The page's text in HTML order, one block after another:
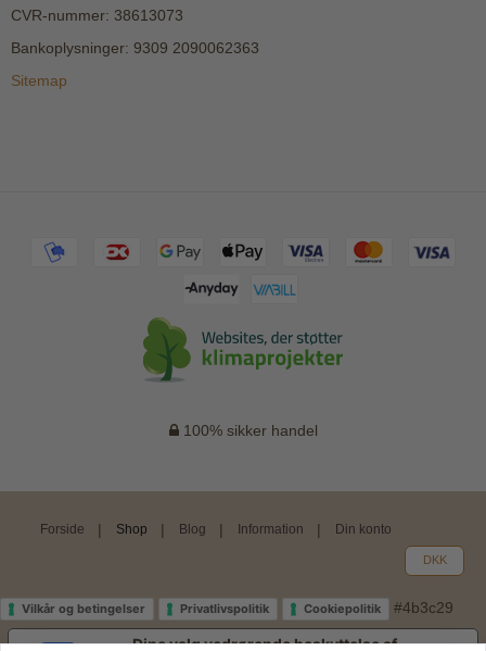
CVR-nummer: 38613073
Bankoplysninger: 9309 2090062363
Sitemap
100% sikker handel
Forside Shop Blog Information Din konto
DKK
Vilkår og betingelser Privatlivspolitik Cookiepolitik #4b3c29
Dine valg vedrørende beskyttelse af